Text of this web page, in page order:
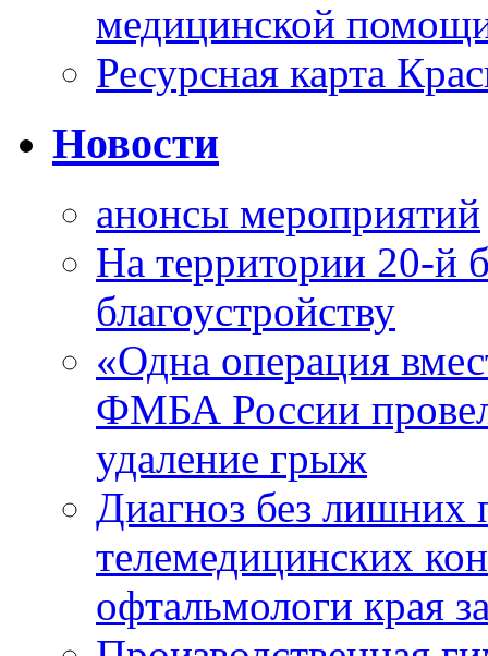
медицинской
Ресурсная карта
Новости
анонсы мероприятий
На территории 20-й
благоустройству
«Одна операция
ФМБА России
удаление грыж
Диагноз без лишних
телемедицинских
офтальмологи края